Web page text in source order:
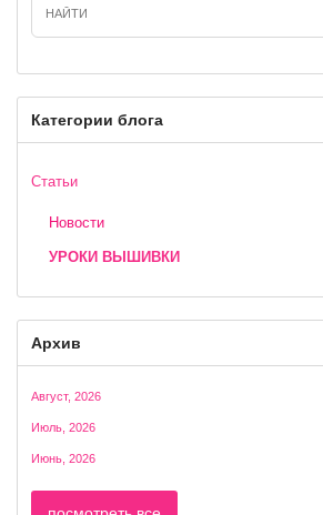
Категории блога
Статьи
Новости
УРОКИ ВЫШИВКИ
Архив
Август, 2026
Июль, 2026
Июнь, 2026